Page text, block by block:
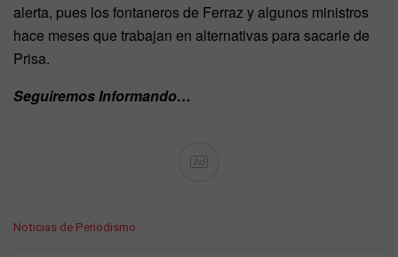
alerta, pues los fontaneros de Ferraz y algunos ministros
hace meses que trabajan en alternativas para sacarle de
Prisa.
Seguiremos Informando…
Ad
C
Noticias de Periodismo